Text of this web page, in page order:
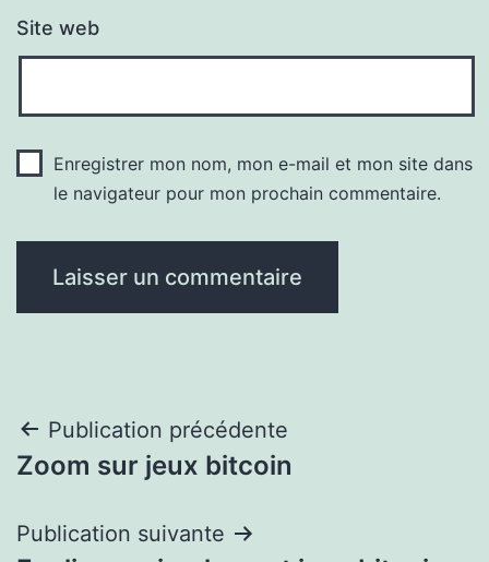
Site web
Enregistrer mon nom, mon e-mail et mon site dans
le navigateur pour mon prochain commentaire.
Navigation
de
l’article
Publication précédente
Zoom sur jeux bitcoin
Publication suivante